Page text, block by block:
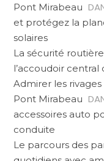
Pont Mirabeau
et protégez la
solaires
La sécurité
l’accoudoir
Admirer les
Pont Mirabeau
accessoires auto
conduite
Le parcours des